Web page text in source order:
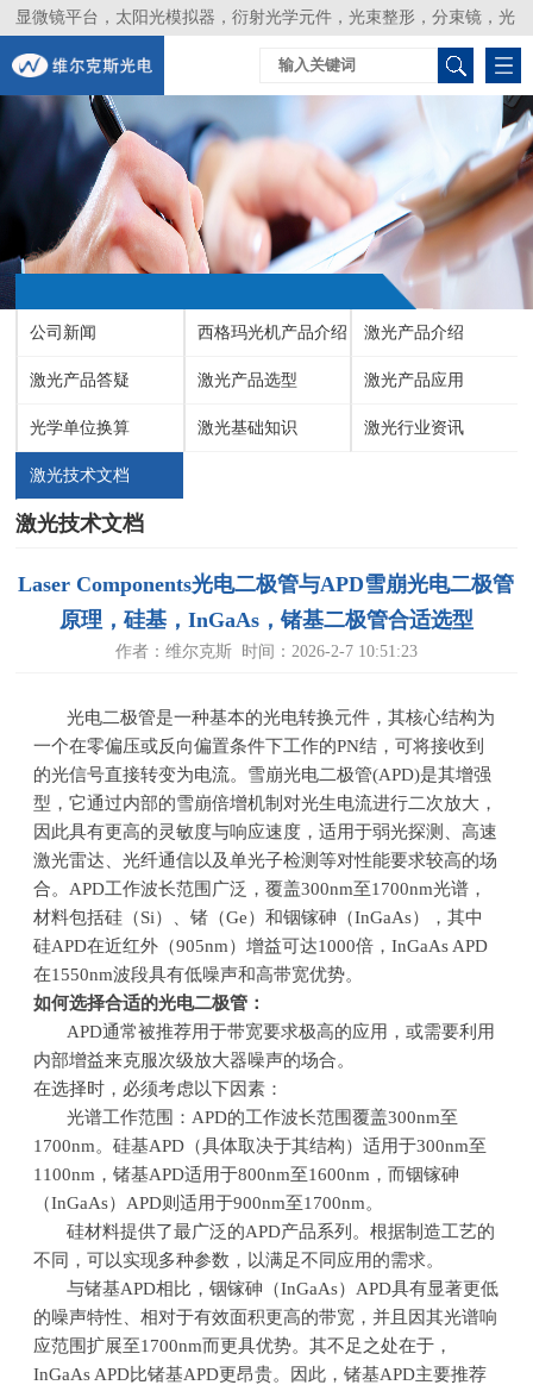
显微镜平台，太阳光模拟器，衍射光学元件，光束整形，分束镜，光
谱仪，生物激光器，光束分析仪，Layertec
公司新闻 西格玛光机产品介绍 激光产品介绍
激光产品答疑 激光产品选型 激光产品应用
光学单位换算 激光基础知识 激光行业资讯
激光技术文档
激光技术文档
Laser Components光电二极管与APD雪崩光电二极管
原理，硅基，InGaAs，锗基二极管合适选型
作者：维尔克斯 时间：2026-2-7 10:51:23
光电二极管是一种基本的光电转换元件，其核心结构为
一个在零偏压或反向偏置条件下工作的PN结，可将接收到
的光信号直接转变为电流。雪崩光电二极管(APD)是其增强
型，它通过内部的雪崩倍增机制对光生电流进行二次放大，
因此具有更高的灵敏度与响应速度，适用于弱光探测、高速
激光雷达、光纤通信以及单光子检测等对性能要求较高的场
合。 APD工作波长范围广泛，覆盖300nm至1700nm光谱，
材料包括硅（Si）、锗（Ge）和铟镓砷（InGaAs），其中
硅APD在近红外（905nm）增益可达1000倍，InGaAs APD
在1550nm波段具有低噪声和高带宽优势。
如何选择合适的光电二极管：
APD通常被推荐用于带宽要求极高的应用，或需要利用
内部增益来克服次级放大器噪声的场合。
在选择时，必须考虑以下因素：
光谱工作范围：APD的工作波长范围覆盖300nm至
1700nm。硅基APD（具体取决于其结构）适用于300nm至
1100nm，锗基APD适用于800nm至1600nm，而铟镓砷
（InGaAs）APD则适用于900nm至1700nm。
硅材料提供了最广泛的APD产品系列。根据制造工艺的
不同，可以实现多种参数，以满足不同应用的需求。
与锗基APD相比，铟镓砷（InGaAs）APD具有显著更低
的噪声特性、相对于有效面积更高的带宽，并且因其光谱响
应范围扩展至1700nm而更具优势。其不足之处在于，
InGaAs APD比锗基APD更昂贵。因此，锗基APD主要推荐